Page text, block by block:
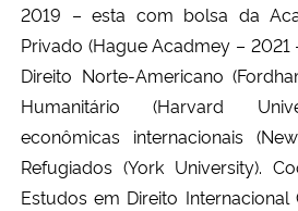
2019 – esta com bolsa da
Privado (Hague Acadmey – 2021
Direito Norte-Americano
Humanitário (Harvard
econômicas internacionais
Refugiados (York University).
Estudos em Direito Internacional